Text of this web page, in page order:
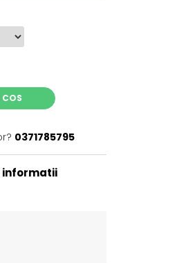
0371785795
informatii